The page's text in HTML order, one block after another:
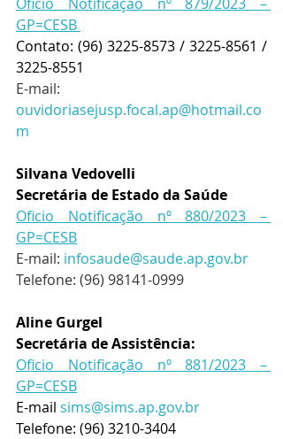
GP=CESB
Contato: (96) 3225-8573 / 3225-8561 /
3225-8551
ouvidoriasejusp.focal.ap@hotmail.co
m
Silvana Vedovelli
Secretária de Estado da Saúde
Oficio Notificação nº 880/2023 –
GP=CESB
E-mail: infosaude@saude.ap.gov.br
Telefone: (96) 98141-0999
Aline Gurgel
Secretária de Assistência:
Oficio Notificação nº 881/2023 –
GP=CESB
E-mail sims@sims.ap.gov.br
Telefone: (96) 3210-3404